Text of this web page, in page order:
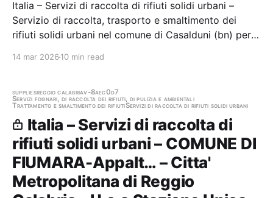
Italia – Servizi di raccolta di rifiuti solidi urbani –
Servizio di raccolta, trasporto e smaltimento dei
rifiuti solidi urbani nel comune di Casalduni (bn) per
14 mar 2026 10 min read
suppliesreggio calabriav-8aec0d7
Servizi fognari, di raccolta dei rifiuti, di pulizia e ambientali
Trattamento e smaltimento dei rifiutiServizi di raccolta di rifiuti solidi urbani
Italia – Servizi di raccolta di
rifiuti solidi urbani – COMUNE DI
FIUMARA-Appalt… – Citta'
Metropolitana di Reggio